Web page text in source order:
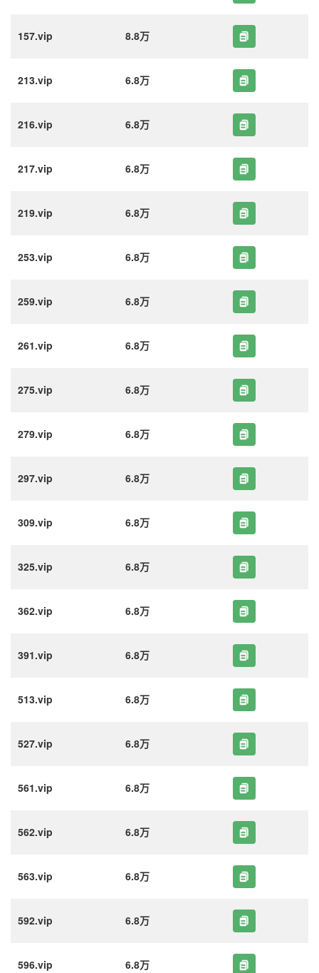
157.vip 8.8万
213.vip 6.8万
216.vip 6.8万
217.vip 6.8万
219.vip 6.8万
253.vip 6.8万
259.vip 6.8万
261.vip 6.8万
275.vip 6.8万
279.vip 6.8万
297.vip 6.8万
309.vip 6.8万
325.vip 6.8万
362.vip 6.8万
391.vip 6.8万
513.vip 6.8万
527.vip 6.8万
561.vip 6.8万
562.vip 6.8万
563.vip 6.8万
592.vip 6.8万
596.vip 6.8万